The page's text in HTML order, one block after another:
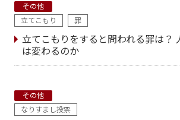
その他
立てこもり
罪
立てこもりをすると問われる罪は？
は変わるのか
その他
なりすまし投票